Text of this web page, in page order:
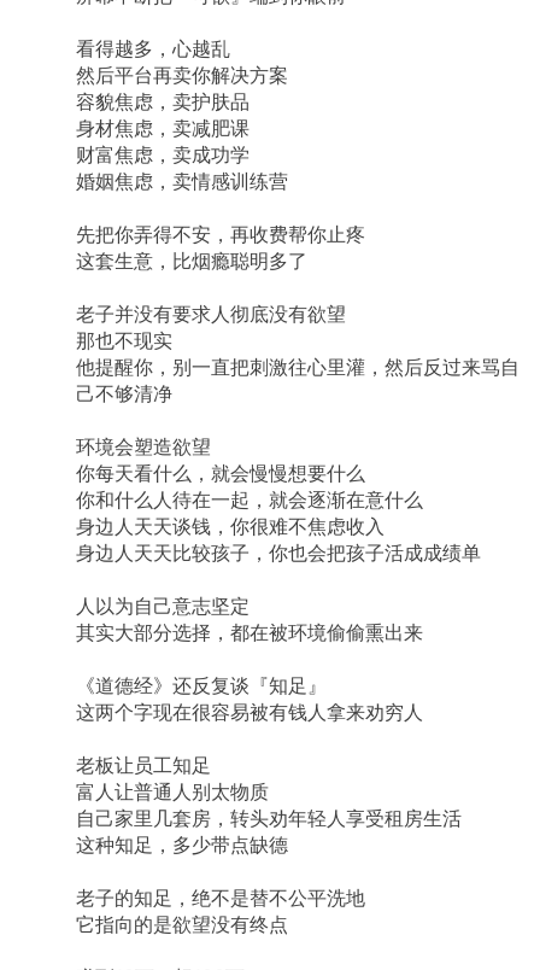
看得越多，心越乱
然后平台再卖你解决方案
容貌焦虑，卖护肤品
身材焦虑，卖减肥课
财富焦虑，卖成功学
婚姻焦虑，卖情感训练营
先把你弄得不安，再收费帮你止疼
这套生意，比烟瘾聪明多了
老子并没有要求人彻底没有欲望
那也不现实
他提醒你，别一直把刺激往心里灌，然后反过来骂自
己不够清净
环境会塑造欲望
你每天看什么，就会慢慢想要什么
你和什么人待在一起，就会逐渐在意什么
身边人天天谈钱，你很难不焦虑收入
身边人天天比较孩子，你也会把孩子活成成绩单
人以为自己意志坚定
其实大部分选择，都在被环境偷偷熏出来
《道德经》还反复谈『知足』
这两个字现在很容易被有钱人拿来劝穷人
老板让员工知足
富人让普通人别太物质
自己家里几套房，转头劝年轻人享受租房生活
这种知足，多少带点缺德
老子的知足，绝不是替不公平洗地
它指向的是欲望没有终点